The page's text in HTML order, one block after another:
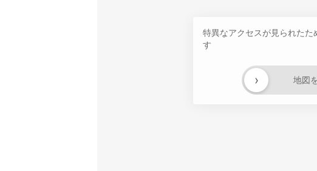
特異なアクセスが見られたた
す
地図
›